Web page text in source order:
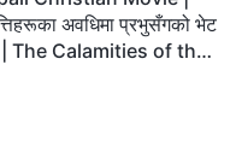
अवधिमा प्रभुसँगको भेट
The Calamities of the